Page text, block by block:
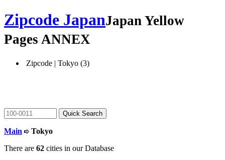
Zipcode JapanJapan Yellow
Pages ANNEX
Zipcode | Tokyo (3)
Main
Tokyo
There are 62 cities in our Database